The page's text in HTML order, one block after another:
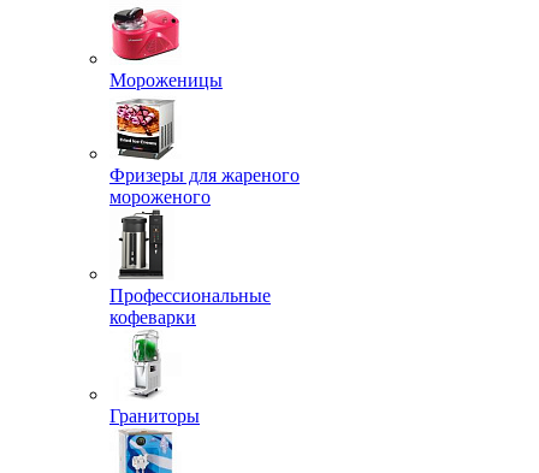
Мороженицы
Фризеры для жареного
мороженого
Профессиональные
кофеварки
Граниторы